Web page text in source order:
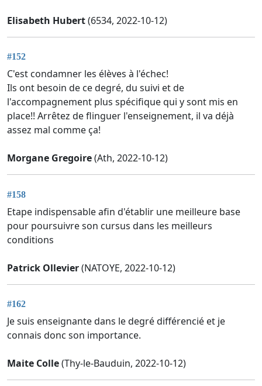
Elisabeth Hubert(6534, 2022-10-12)
#152
C'est condamner les élèves à l'échec!
Ils ont besoin de ce degré, du suivi et de
l'accompagnement plus spécifique qui y sont mis en
place!! Arrêtez de flinguer l'enseignement, il va déjà
assez mal comme ça!
Morgane Gregoire(Ath, 2022-10-12)
#158
Etape indispensable afin d'établir une meilleure base
pour poursuivre son cursus dans les meilleurs
conditions
Patrick Ollevier(NATOYE, 2022-10-12)
#162
Je suis enseignante dans le degré différencié et je
connais donc son importance.
Maite Colle(Thy-le-Bauduin, 2022-10-12)